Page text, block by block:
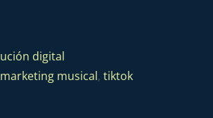
digital
marketing musical, tiktok